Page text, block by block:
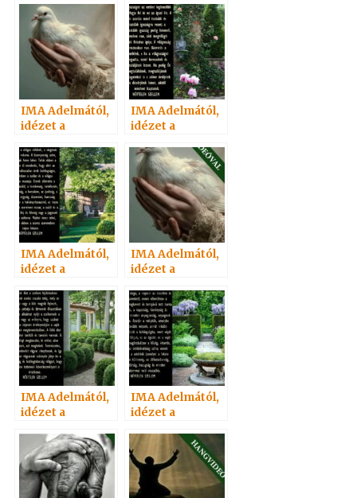
Szellemtől 78.
Szellemtől 76.
IMA Adelmától,
idézet a
Szellemtől 79.
IMA Adelmától,
idézet a
Szellemtől 66.
IMA Adelmától,
idézet a
Szellemtől 10.
IMA Adelmától,
idézet a
Szellemtől 79.
IMA Adelmától,
idézet a
Szellemtől 58.
IMA Adelmától,
idézet a
Szellemtől 12.